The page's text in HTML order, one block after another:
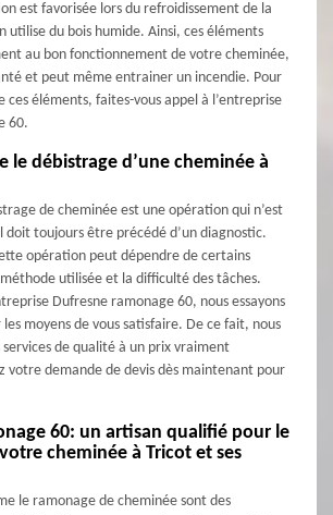
est favorisée lors du refroidissement de la
utilise du bois humide. Ainsi, ces éléments
au bon fonctionnement de votre cheminée,
et peut même entrainer un incendie. Pour
ces éléments, faites-vous appel à l’entreprise
60.
le débistrage d’une cheminée à
de cheminée est une opération qui n’est
doit toujours être précédé d’un diagnostic.
opération peut dépendre de certains
utilisée et la difficulté des tâches.
Dufresne ramonage 60, nous essayons
moyens de vous satisfaire. De ce fait, nous
services de qualité à un prix vraiment
votre demande de devis dès maintenant pour
60: un artisan qualifié pour le
cheminée à Tricot et ses
le ramonage de cheminée sont des